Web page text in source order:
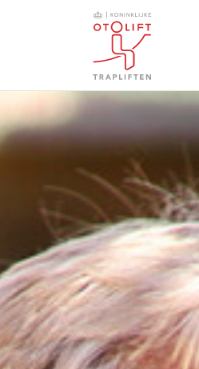
Otolift Trapliften